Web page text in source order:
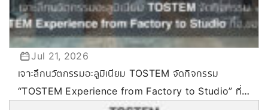
Jul 21, 2026
เจาะลึกนวัตกรรมอะลูมิเนียม TOSTEM จัดกิจกรรม
“TOSTEM Experience from Factory to Studio” ที่